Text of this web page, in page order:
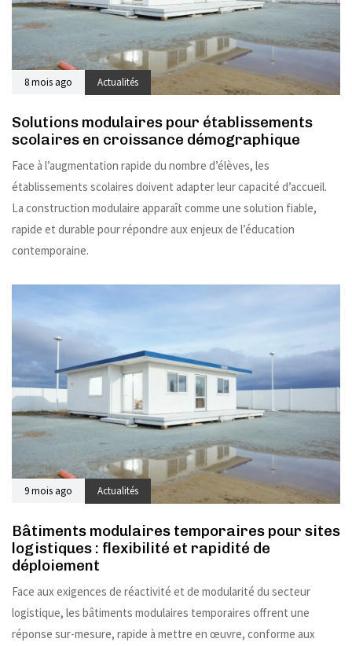
8 mois ago Actualités
Solutions modulaires pour établissements
scolaires en croissance démographique
Face à l’augmentation rapide du nombre d’élèves, les
établissements scolaires doivent adapter leur capacité d’accueil.
La construction modulaire apparaît comme une solution fiable,
rapide et durable pour répondre aux enjeux de l’éducation
contemporaine.
9 mois ago Actualités
Bâtiments modulaires temporaires pour sites
logistiques : flexibilité et rapidité de
déploiement
Face aux exigences de réactivité et de modularité du secteur
logistique, les bâtiments modulaires temporaires offrent une
réponse sur-mesure, rapide à mettre en œuvre, conforme aux